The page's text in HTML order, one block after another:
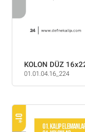
KOLON DÜZ
01.01.04.16_224